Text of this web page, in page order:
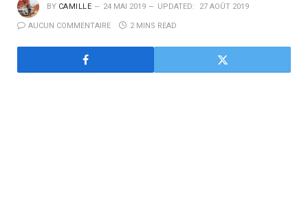
BY CAMILLE 24 MAI 2019 UPDATED: 27 AOÛT 2019
AUCUN COMMENTAIRE 2 MINS READ